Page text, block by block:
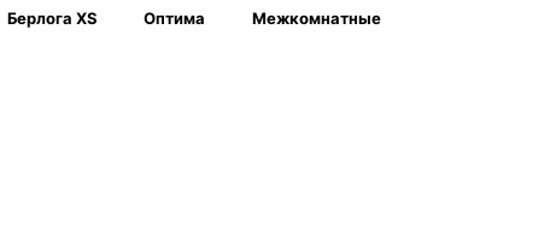
Берлога XS Оптима
Межкомнатные